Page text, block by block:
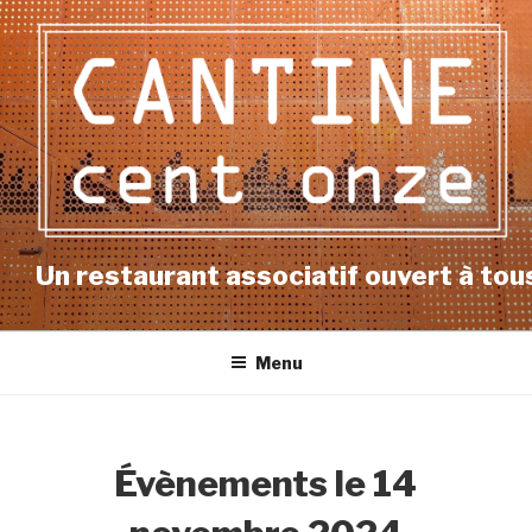
Aller
au
contenu
principal
Un restaurant associatif ouvert à
Menu
Évènements le 14